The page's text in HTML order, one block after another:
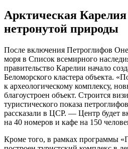
Арктическая
нетронутой природы
После включения Петроглифов
моря в Список всемирного
правительство Карелии начало
Беломорского кластера объекта.
к археологическому комплексу,
благоустроен объект. Строится
туристического показа
рассказали в ЦСР. — Центр будет
на 40 номеров и кафе на 150
Кроме того, в рамках программы